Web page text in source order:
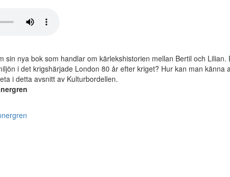
sin nya bok som handlar om kärlekshistorien mellan Bertil och
i det krigshärjade London 80 år efter kriget? Hur kan man
i detta avsnitt av Kulturbordellen.